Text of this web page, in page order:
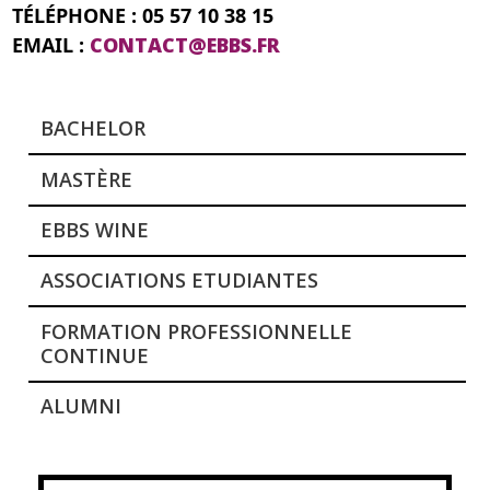
TÉLÉPHONE : 05 57 10 38 15
EMAIL : CONTACT@EBBS.FR
BACHELOR
MASTÈRE
EBBS WINE
ASSOCIATIONS ETUDIANTES
FORMATION PROFESSIONNELLE
CONTINUE
ALUMNI